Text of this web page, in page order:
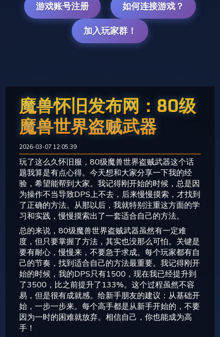
游戏账号注册 如何连接游戏？
加入玩家群！
魔兽怀旧发布网：80级
魔兽世界盗贼武器
2026-03-07 12:05:39
玩了这么久怀旧服，80级魔兽世界盗贼武器这个话
题我算是有点心得。今天想和大家分享一下我的经
验，希望能帮到大家。我记得刚开始的时候，总是因
为操作不当导致DPS上不去，后来慢慢摸索，才找到
了正确的方法。从那以后，我就特别注重这方面的学
习和实践，慢慢摸索出了一套适合自己的方法。
总的来说，80级魔兽世界盗贼武器虽然有一定难
度，但只要掌握了方法，其实也没那么可怕。关键是
要有耐心，慢慢来，不要急于求成。每个玩家都有自
己的节奏，找到适合自己的方法最重要。我记得刚开
始的时候，我的DPS只有1500，现在我已经提升到
了3500，比之前提升了133%。这个过程虽然不容
易，但是很有成就感。给新手朋友的建议：从基础开
始，一步一步来。每个高手都是从新手开始的，不要
因为一时的困难就放弃。相信自己，你也能成为高
手！